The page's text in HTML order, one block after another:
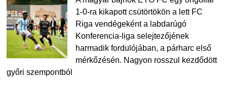
1-0-ra kikapott csütörtökön a lett FC
Riga vendégeként a labdarúgó
Konferencia-liga selejtezőjének
harmadik fordulójában, a párharc első
mérkőzésén. Nagyon rosszul kezdődött
győri szempontból